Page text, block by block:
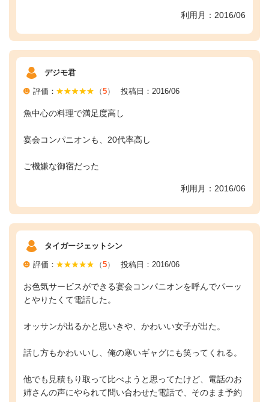
利用月：2016/06
デジモ君
評価： （5） 投稿日：2016/06
魚中心の料理で満足度高し
宴会コンパニオンも、20代率高し
ご機嫌な御宿だった
利用月：2016/06
タイガージェットシン
評価： （5） 投稿日：2016/06
お色気サービスができる宴会コンパニオンを呼んでパーッ
とやりたくて電話した。
オッサンが出るかと思いきや、かわいい女子が出た。
話し方もかわいいし、俺の寒いギャグにも笑ってくれる。
他でも見積もり取って比べようと思ってたけど、電話のお
姉さんの声にやられて問い合わせた電話で、そのまま予約